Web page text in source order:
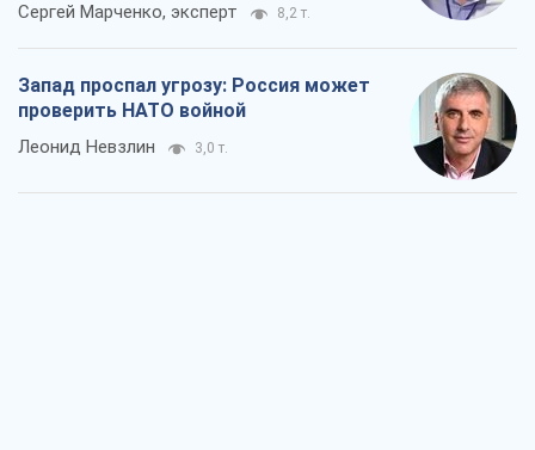
Сергей Марченко, эксперт 8,2 т.
Запад проспал угрозу: Россия может
проверить НАТО войной
Леонид Невзлин 3,0 т.